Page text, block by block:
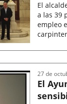
El
a las 39
empleo
El
27 de